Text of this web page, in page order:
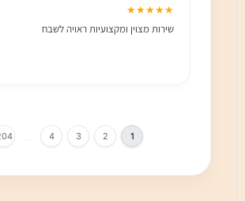
★★★★★
שירות מצוין ומקצועיות ראויה לשבח
1
2
3
4
…